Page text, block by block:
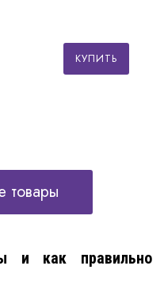
КУПИТЬ
товары
и как правильно